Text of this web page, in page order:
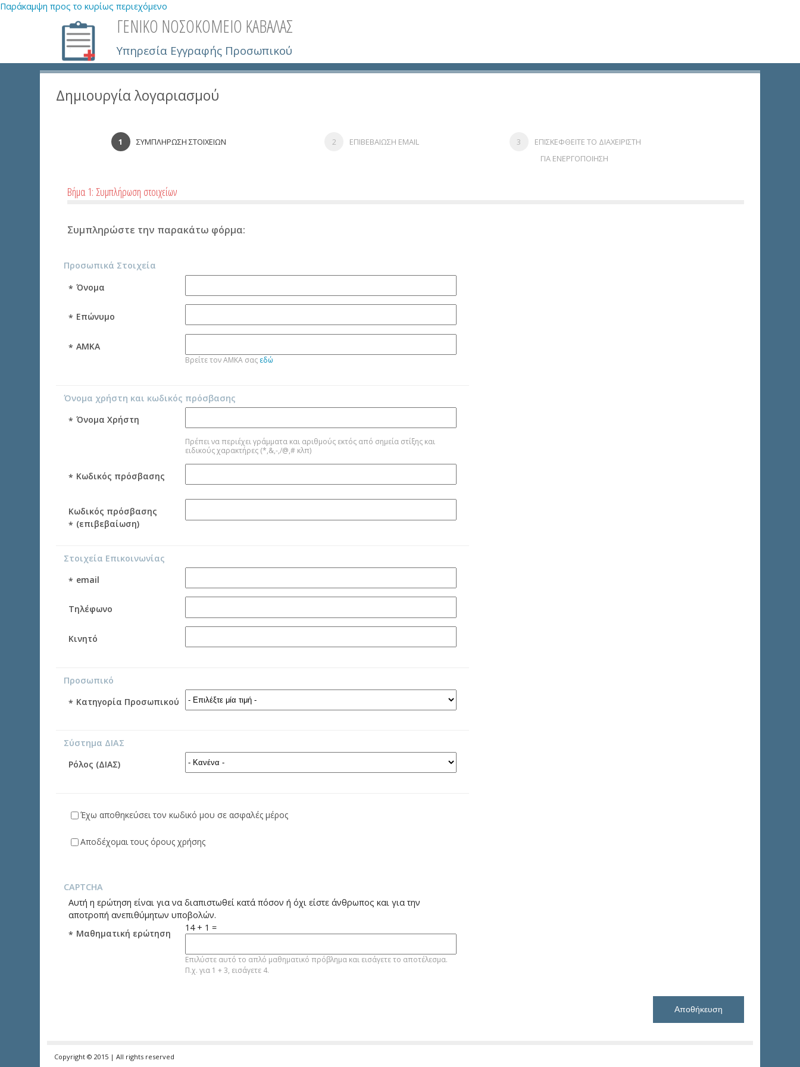
Παράκαμψη προς το κυρίως περιεχόμενο
ΓΕΝΙΚΟ ΝΟΣΟΚΟΜΕΙΟ ΚΑΒΑΛΑΣ
Υπηρεσία Εγγραφής Προσωπικού
Δημιουργία λογαριασμού
ΣΥΜΠΛΗΡΩΣΗ ΣΤΟΙΧΕΙΩΝ ΕΠΙΒΕΒΑΙΩΣΗ EMAIL
ΕΠΙΣΚΕΦΘΕΙΤΕ ΤΟ ΔΙΑΧΕΙΡΙΣΤΗ
ΓΙΑ ΕΝΕΡΓΟΠΟΙΗΣΗ
Βήμα 1: Συμπλήρωση στοιχείων
Συμπληρώστε την παρακάτω φόρμα:
Προσωπικά Στοιχεία
Όνομα
*
Επώνυμο
*
AMKA
*
Βρείτε τον AMKA σας εδώ
Όνομα χρήστη και κωδικός πρόσβασης
Όνομα Χρήστη
*
Πρέπει να περιέχει γράμματα και αριθμούς εκτός από σημεία στίξης και
ειδικούς χαρακτήρες (*,&,-,/@,# κλπ)
Κωδικός πρόσβασης
*
Κωδικός πρόσβασης
(επιβεβαίωση)
*
Στοιχεία Επικοινωνίας
email
*
Τηλέφωνο
Κινητό
Προσωπικό
Κατηγορία Προσωπικού
*
Σύστημα ΔΙΑΣ
Ρόλος (ΔΙΑΣ)
Έχω αποθηκεύσει τον κωδικό μου σε ασφαλές μέρος
Αποδέχομαι τους όρους χρήσης
CAPTCHA
Αυτή η ερώτηση είναι για να διαπιστωθεί κατά πόσον ή όχι είστε άνθρωπος και για την
αποτροπή ανεπιθύμητων υποβολών.
Μαθηματική ερώτηση
*
14 + 1 =
Επιλύστε αυτό το απλό μαθηματικό πρόβλημα και εισάγετε το αποτέλεσμα.
Π.χ. για 1 + 3, εισάγετε 4.
Copyright © 2015 | All rights reserved